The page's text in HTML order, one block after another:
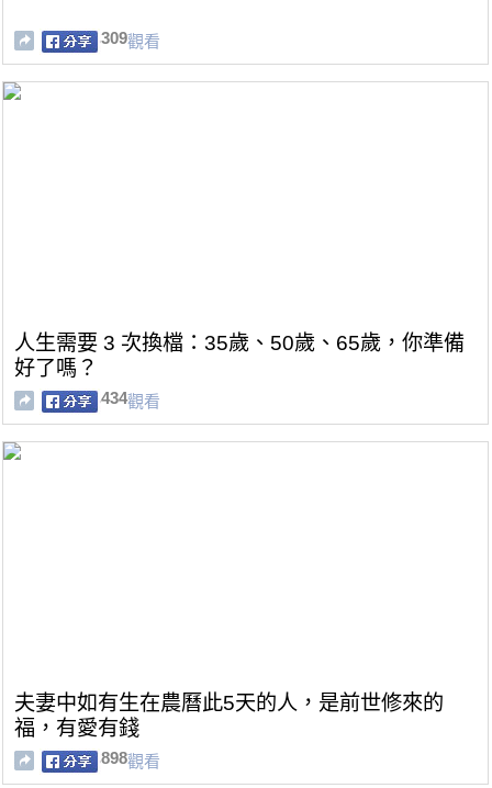
309觀看
人生需要 3 次換檔：35歲、50歲、65歲，你準備
好了嗎？
434觀看
夫妻中如有生在農曆此5天的人，是前世修來的
福，有愛有錢
898觀看